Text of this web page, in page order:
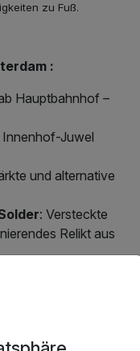
zu Fuß.
:
Hauptbahnhof –
Innenhof-Juwel
und alternative
: Versteckte
Relikt aus
Amsterdams